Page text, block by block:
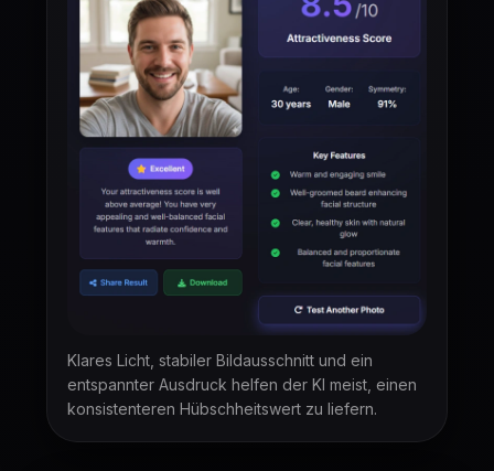
Klares Licht, stabiler Bildausschnitt und ein
entspannter Ausdruck helfen der KI meist, einen
konsistenteren Hübschheitswert zu liefern.